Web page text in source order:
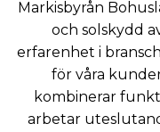
Markisbyrån
och solskydd
erfarenhet i
för våra
kombinerar
arbetar